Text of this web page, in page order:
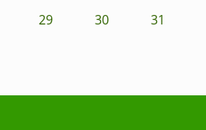
29 30 31